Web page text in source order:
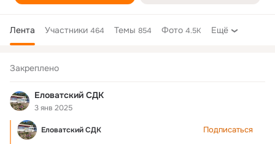
Лента Участники 464 Темы 854 Фото 4.5K Ещё
Закреплено
Еловатский СДК
3 янв 2025
Еловатский СДК Подписаться
колонка